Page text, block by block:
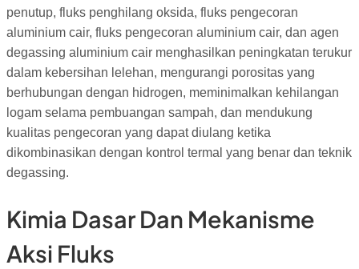
penutup, fluks penghilang oksida, fluks pengecoran
aluminium cair, fluks pengecoran aluminium cair, dan agen
degassing aluminium cair menghasilkan peningkatan terukur
dalam kebersihan lelehan, mengurangi porositas yang
berhubungan dengan hidrogen, meminimalkan kehilangan
logam selama pembuangan sampah, dan mendukung
kualitas pengecoran yang dapat diulang ketika
dikombinasikan dengan kontrol termal yang benar dan teknik
degassing.
Kimia Dasar Dan Mekanisme
Aksi Fluks